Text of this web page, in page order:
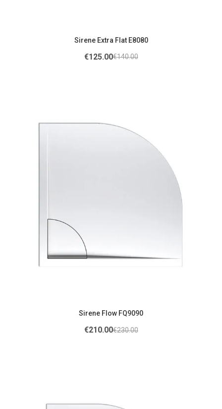
Sirene Extra Flat E8080
€140.00
€125.00
Sirene Flow FQ9090
€230.00
€210.00